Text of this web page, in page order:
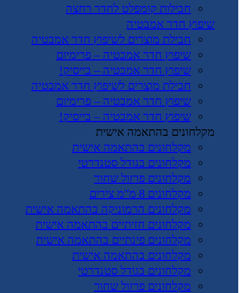
חבילות קומפלט לחדר רחצה
שיפוץ חדר אמבטיה
חבילת מוצרים לשיפוץ חדר אמבטיה
שיפוץ חדר אמבטיה – פרימיום
שיפוץ חדר אמבטיה – בייסיק!
חבילת מוצרים לשיפוץ חדר אמבטיה
שיפוץ חדר אמבטיה – פרימיום
שיפוץ חדר אמבטיה – בייסיק!
מקלחונים בהתאמה אישית
מקלחונים בהתאמה אישית
מקלחונים בגודל סטנדרטי
מקלחונים פרזול שחור
מקלחונים 8 מ"מ צירים
מקלחונים הרמוניקה בהתאמה אישית
מקלחונים חזיתיים בהתאמה אישית
מקלחונים פינתיים בהתאמה אישית
מקלחונים בהתאמה אישית
מקלחונים בגודל סטנדרטי
מקלחונים פרזול שחור